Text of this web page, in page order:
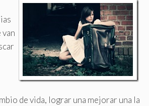
van
de vida, lograr una mejorar una la